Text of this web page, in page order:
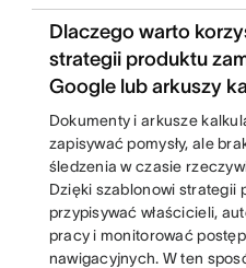
Dlaczego warto
strategii produktu
Google lub arkuszy
Dokumenty i arkusze
zapisywać pomysły, ale
śledzenia w czasie
Dzięki szablonowi strategii
przypisywać właścicieli,
pracy i monitorować
nawigacyjnych. W ten